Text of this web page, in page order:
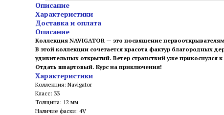
Описание
Характеристики
Доставка и оплата
Описание
Коллекция NAVIGATOR — это посвящение
В этой коллекции сочетается красота фактур благородных
удивительных открытий. Ветер странствий уже прикоснулся
Отдать швартовый. Курс на приключения!
Характеристики
Коллекция: Navigator
Класс: 33
Толщина: 12 мм
Наличие фаски: 4V